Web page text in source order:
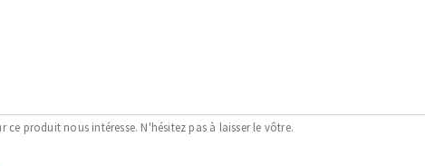
ce produit nous intéresse. N'hésitez pas à laisser le vôtre.